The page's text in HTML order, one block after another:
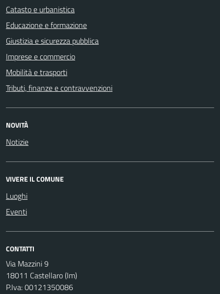
Catasto e urbanistica
Educazione e formazione
Giustizia e sicurezza pubblica
Imprese e commercio
Mobilità e trasporti
Tributi, finanze e contravvenzioni
NOVITÀ
Notizie
VIVERE IL COMUNE
Luoghi
Eventi
CONTATTI
Via Mazzini 9
18011 Castellaro (Im)
P.Iva: 00121350086